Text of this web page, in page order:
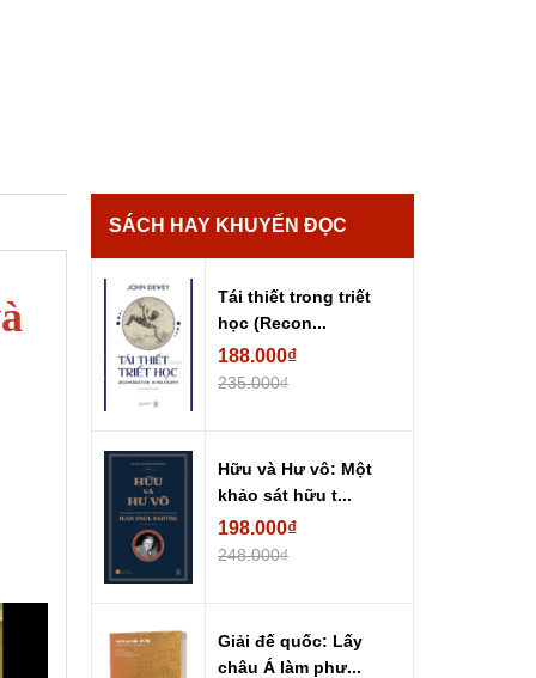
SÁCH HAY KHUYẾN ĐỌC
Tái thiết trong triết
học (Recon...
188.000₫
235.000₫
Hữu và Hư vô: Một
khảo sát hữu t...
198.000₫
248.000₫
Giải đế quốc: Lấy
châu Á làm phư...